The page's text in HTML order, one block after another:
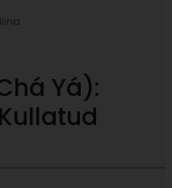
Yá):